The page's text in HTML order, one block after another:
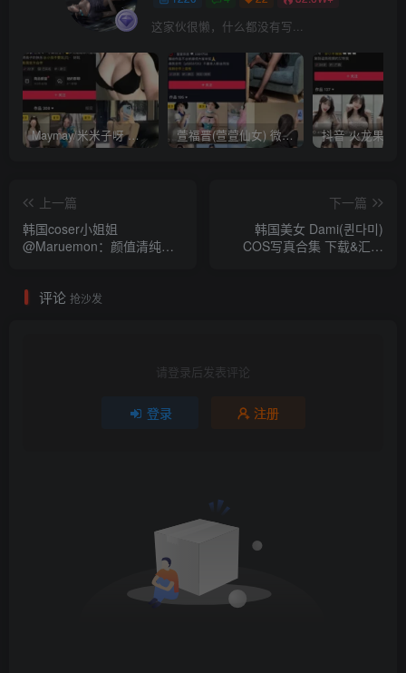
这家伙很懒，什么都没有写...
Maymay/米米子呀 铁粉空间视图资源下载(持续更新) 萱福晋(萱萱仙女) 微密圈网红视图 作品合集资源 [持续更新]
上一篇
韩国coser小姐姐
@Maruemon：颜值清纯身
下一篇
韩国美女 Dami(퀸다미)
COS写真合集 下载&汇总
评论 抢沙发
请登录后发表评论
登录 注册